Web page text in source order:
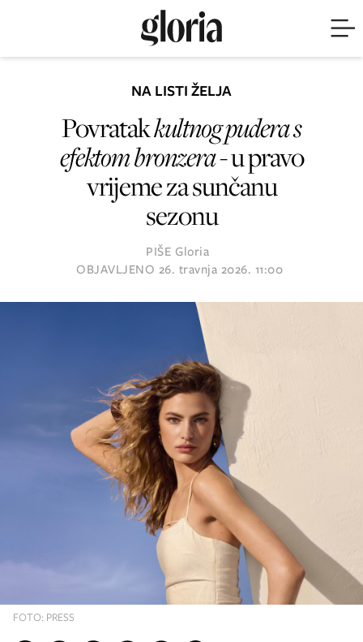
FOTO: PRESS
NA LISTI ŽELJA
Povratakkultnog pudera s
efektom bronzera- u pravo
vrijeme za sunčanu
sezonu
PIŠE Gloria
OBJAVLJENO 26. travnja 2026. 11:00